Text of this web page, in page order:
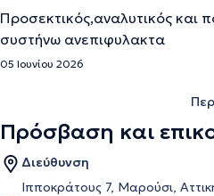
Προσεκτικός,αναλυτικός και
συστήνω ανεπιφυλακτα
05 Ιουνίου 2026
Πρόσβαση και
Διεύθυνση
Ιπποκράτους 7, Μαρούσι,